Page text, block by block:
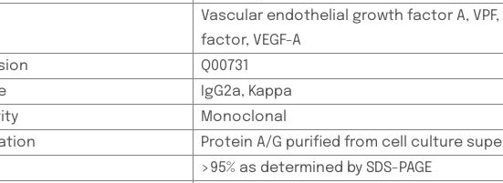
Vascular endothelial growth factor A, VPF,
factor, VEGF-A
Q00731
IgG2a, Kappa
Monoclonal
Protein A/G purified from cell culture
>95% as determined by SDS-PAGE